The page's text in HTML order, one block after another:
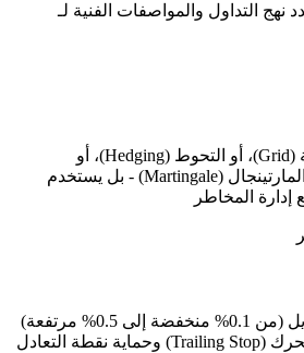
نهج التداول والمواصفات الفنية لـ
لا يعتمد على نظام الشبكة (Grid)، أو التحوط (Hedging)، أو
المراجحة (Arbitrage)، أو المارتينجال (Martingale) - بل يستخدم
المخاطر
نسبة مخاطرة قابلة للتعديل (من 0.1% منخفضة إلى 0.5% مرتفعة)
مع ميزة الستوب لوز المتحرك (Trailing Stop) وحماية نقطة التعادل